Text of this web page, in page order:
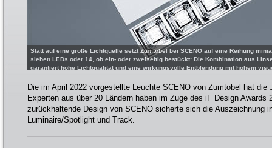
Statt auf eine große Lichtquelle setzt Zumtobel bei SCENO auf eine Reihung
sieben LEDs oder 14, ob ein- oder zweiseitig bestückt: Die Kombination aus
garantiert hohe Lichtqualität und eine wirkungsvolle Entblendung mit hohem
Die im April 2022 vorgestellte Leuchte SCENO von Zumtobel hat die
Experten aus über 20 Ländern haben im Zuge des iF Design Awards
zurückhaltende Design von SCENO sicherte sich die Auszeichnung
Luminaire/Spotlight und Track.